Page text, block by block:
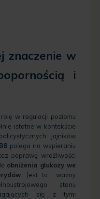
znaczenie w
i
w regulacji poziomu
istotne w kontekście
jajników
polega na wspieraniu
poprawę wrażliwości
obniżenia glukozy we
. Jest to ważny
stanu
się z tymi